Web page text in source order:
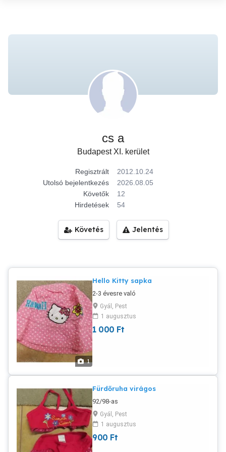
cs a
Budapest XI. kerület
Regisztrált
2012.10.24
Utolsó bejelentkezés
2026.08.05
Követők
12
Hirdetések
54
Követés Jelentés
1
Hello Kitty sapka
2-3 évesre való
Gyál, Pest
1 augusztus
1 000 Ft
Fürdőruha virágos
92/98-as
Gyál, Pest
1 augusztus
900 Ft